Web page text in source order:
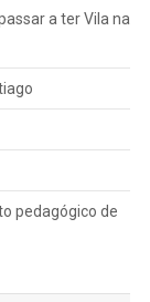
a ter Vila na
pedagógico de